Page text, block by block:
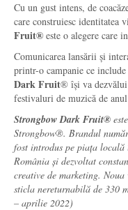
Cu un gust intens, de
care construiesc identitatea
Fruit® este o alegere care
Comunicarea lansării și
printr-o campanie ce
Dark Fruit® își va
festivaluri de muzică de anul
Strongbow Dark Fruit®
Strongbow®. Brandul
fost introdus pe piața
România și dezvoltat
creative de marketing.
sticla nereturnabilă de 330
– aprilie 2022)